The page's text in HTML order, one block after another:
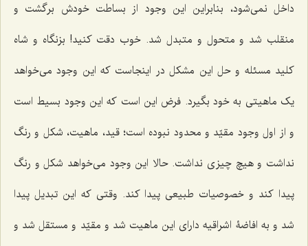
داخل نمى‌شود، بنابراین این وجود از بساطت خودش برگشت و
منقلب شد و متحول و متبدل شد. خوب دقت کنید! بزنگاه و شاه
کلید مسئله و حل این مشکل در اینجاست که این وجود مى‌خواهد
یک ماهیتى به خود بگیرد. فرض این است که این وجود بسیط است
و از اول وجود مقیّد و محدود نبوده است؛ قید، ماهیت، شکل و رنگ
نداشت و هیچ چیزی نداشت. حالا این وجود مى‌خواهد شکل و رنگ
پیدا کند و خصوصیات طبیعى پیدا کند. وقتى که این تبدیل پیدا
شد و به افاضۀ اشراقیه داراى این ماهیت شد و مقیّد و مستقل شد و